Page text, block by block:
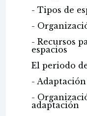
- Tipos de
-
- Recursos
espacios
El periodo
-
-
adaptación